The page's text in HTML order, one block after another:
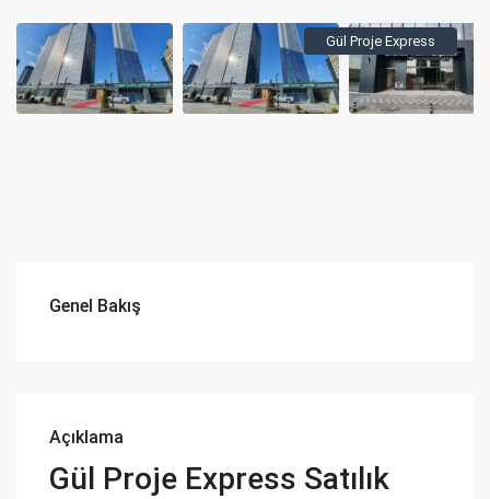
Gül Proje Express
Genel Bakış
Açıklama
Gül Proje Express Satılık